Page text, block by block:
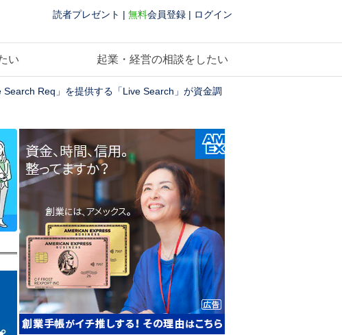
読者プレゼント | 無料会員登録 | ログイン
い 起業・経営の相談をしたい
Req」を提供する「Live Search」が資金調